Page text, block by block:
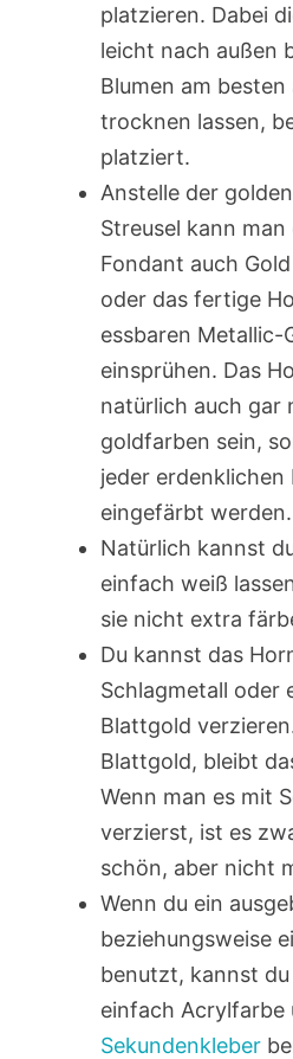
platzieren. Dabei
leicht nach außen
Blumen am besten
trocknen lassen,
platziert.
Anstelle der
Streusel kann
Fondant auch
oder das fertige
essbaren Metallic-
einsprühen. Das
natürlich auch gar
goldfarben sein,
jeder erdenklichen
eingefärbt werden.
Natürlich kannst
einfach weiß
sie nicht extra
Du kannst das
Schlagmetall oder
Blattgold
Blattgold, bleibt
Wenn man es mit
verzierst, ist es
schön, aber nicht
Wenn du ein
beziehungsweise
benutzt, kannst
einfach Acrylfarbe
Sekundenkleber